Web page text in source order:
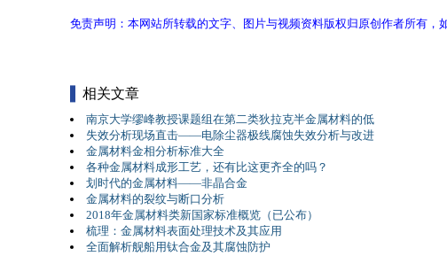
免责声明：本网站所转载的文字、图片与视频资料版权归原创作者所有，
相关文章
南京大学缪峰教授课题组在第二类狄拉克半金属材料的低
失效分析现场直击——电除尘器极线腐蚀失效分析与改进
金属材料金相分析标准大全
各种金属材料成形工艺，还有比这更齐全的吗？
划时代的金属材料——非晶合金
金属材料的裂纹与断口分析
2018年金属材料类新国家标准概览（已公布）
梳理：金属材料表面处理技术及其应用
全面解析舰船用钛合金及其腐蚀防护